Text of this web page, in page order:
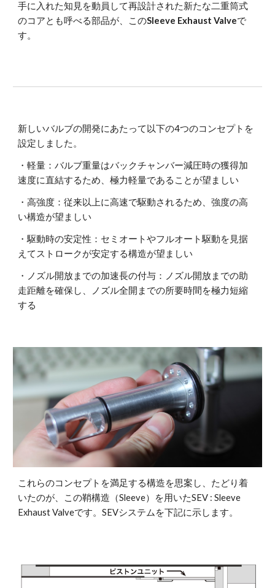
手に入れた知見を動員して再設計された新たな二重筒式
のコアとも呼べる部品が、このSleeve Exhaust Valveで
す。
新しいバルブの開発にあたって以下の4つのコンセプトを
設定しました。
・軽量：バルブ重量はバックチャンバー減圧時の獲得加
速度に直結するため、極力軽量であることが望ましい
・高強度：従来以上に高速で駆動されるため、強度の高
い構造が望ましい
・駆動時の安定性：セミオートやフルオート駆動を見据
えてストロークが安定する構造が望ましい
・ノズル開放までの加速長の付与：ノズル開放までの助
走距離を確保し、ノズル全開までの所要時間を極力短縮
する
これらのコンセプトを満足する構造を思案し、たどり着
いたのが、この鞘構造（Sleeve）を用いたSEV : Sleeve
Exhaust Valveです。SEVシステムを下記に示します。